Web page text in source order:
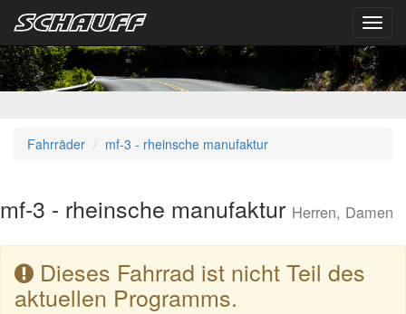
Fahrräder mf-3 - rheinsche manufaktur
mf-3 - rheinsche manufaktur Herren, Damen
Dieses Fahrrad ist nicht Teil des
aktuellen Programms.